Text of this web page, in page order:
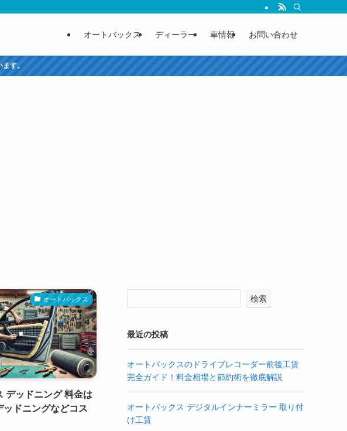
オートバックス ディーラー 車情報 お問い合わせ
す。
オートバックス
デッドニング 料金は
ッドニングなどコス
検索
最近の投稿
オートバックスのドライブレコーダー前後工賃
完全ガイド！料金相場と節約術を徹底解説
オートバックス デジタルインナーミラー 取り付
け工賃